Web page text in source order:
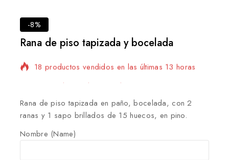
-8%
Rana de piso tapizada y bocelada
18 productos vendidos en las últimas 13 horas
¡Se vende rápido! Más de 4 personas tienen en
su carrito
Rana de piso tapizada en paño, bocelada, con 2
ranas y 1 sapo brillados de 15 huecos, en pino.
Nombre (Name)